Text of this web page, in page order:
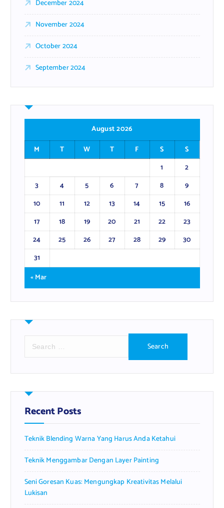
December 2024
November 2024
October 2024
September 2024
August 2026
M
T W T F S
S
1
2
3
4 5 6 7 8
9
10
11 12 13 14 15
16
17
18 19 20 21 22
23
24
25 26 27 28 29
30
31
« Mar
r
h
f
o
:
Recent Posts
Teknik Blending Warna Yang Harus Anda Ketahui
Teknik Menggambar Dengan Layer Painting
Seni Goresan Kuas: Mengungkap Kreativitas Melalui
Lukisan